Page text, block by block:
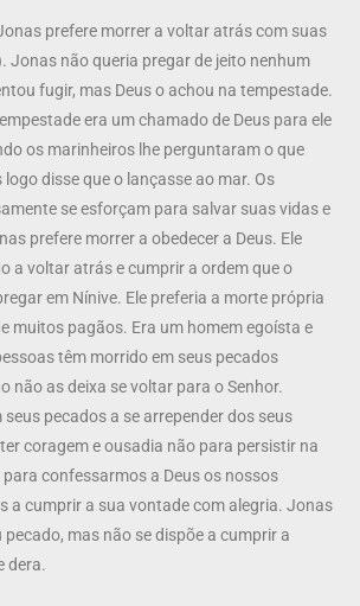
prefere morrer a voltar atrás com suas
Jonas não queria pregar de jeito nenhum
fugir, mas Deus o achou na tempestade.
era um chamado de Deus para ele
os marinheiros lhe perguntaram o que
disse que o lançasse ao mar. Os
se esforçam para salvar suas vidas e
prefere morrer a obedecer a Deus. Ele
a voltar atrás e cumprir a ordem que o
em Nínive. Ele preferia a morte própria
muitos pagãos. Era um homem egoísta e
têm morrido em seus pecados
não as deixa se voltar para o Senhor.
pecados a se arrepender dos seus
coragem e ousadia não para persistir na
confessarmos a Deus os nossos
a cumprir a sua vontade com alegria. Jonas
mas não se dispõe a cumprir a
dera.